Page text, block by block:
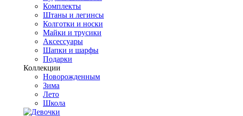
Комплекты
Штаны и легинсы
Колготки и носки
Майки и трусики
Аксессуары
Шапки и шарфы
Подарки
Коллекции
Новорожденным
Зима
Лето
Школа